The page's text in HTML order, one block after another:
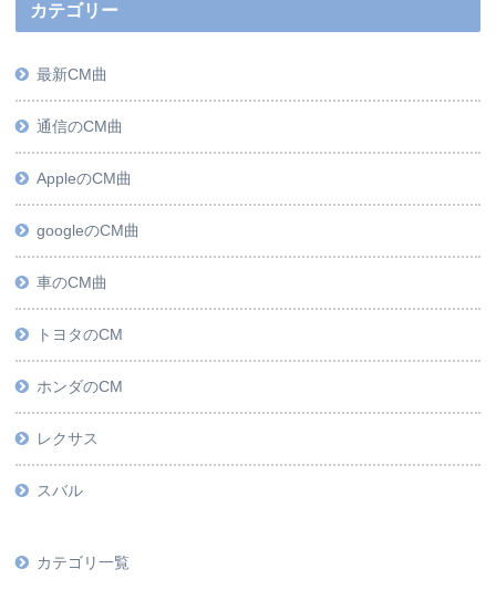
カテゴリー
最新CM曲
通信のCM曲
AppleのCM曲
googleのCM曲
車のCM曲
トヨタのCM
ホンダのCM
レクサス
スバル
カテゴリ一覧